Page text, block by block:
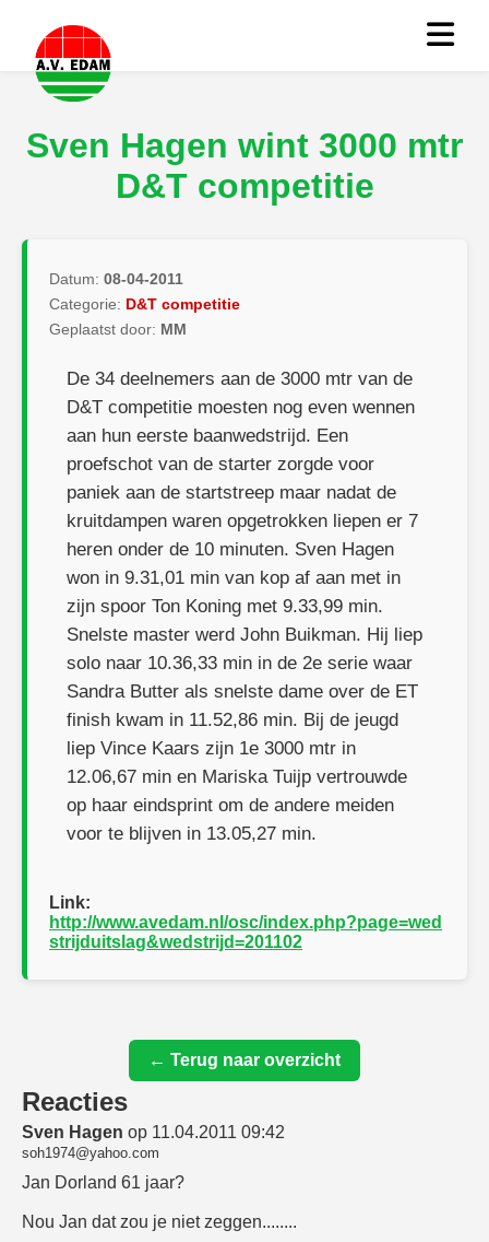
Sven Hagen wint 3000 mtr
D&T competitie
Datum: 08-04-2011
Categorie: D&T competitie
Geplaatst door: MM
De 34 deelnemers aan de 3000 mtr van de
D&T competitie moesten nog even wennen
aan hun eerste baanwedstrijd. Een
proefschot van de starter zorgde voor
paniek aan de startstreep maar nadat de
kruitdampen waren opgetrokken liepen er 7
heren onder de 10 minuten. Sven Hagen
won in 9.31,01 min van kop af aan met in
zijn spoor Ton Koning met 9.33,99 min.
Snelste master werd John Buikman. Hij liep
solo naar 10.36,33 min in de 2e serie waar
Sandra Butter als snelste dame over de ET
finish kwam in 11.52,86 min. Bij de jeugd
liep Vince Kaars zijn 1e 3000 mtr in
12.06,67 min en Mariska Tuijp vertrouwde
op haar eindsprint om de andere meiden
voor te blijven in 13.05,27 min.
Link:
http://www.avedam.nl/osc/index.php?page=wed
strijduitslag&wedstrijd=201102
← Terug naar overzicht
Reacties
Sven Hagen op 11.04.2011 09:42
soh1974@yahoo.com
Jan Dorland 61 jaar?
Nou Jan dat zou je niet zeggen........